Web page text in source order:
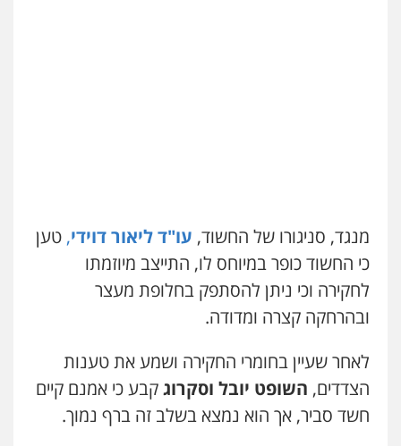
גיא זהבי משרד עורכי דין
503456449
עו"ד איהאב ג'לג'ולי
פלילי מעצרים וחקירות עורכי דין לענייני
אסירים
0505216700
מנגד, סניגורו של החשוד, עו"ד ליאור דוידי, טען
כי החשוד כופר במיוחס לו, התייצב מיוזמתו
לחקירה וכי ניתן להסתפק בחלופת מעצר
ובהרחקה קצרה ומדודה.
לאחר שעיין בחומרי החקירה ושמע את טענות
הצדדים, השופט יובל וסקרוגקבע כי אמנם קיים
חשד סביר, אך הוא נמצא בשלב זה ברף נמוך.
עו"ד בועז קניג
פלילי משפחה כלכלי צבאי
0507003001
מנשה, אלמוג – עורכי דין
פלילי עבירות תנועה צווארון לבן תעבורה
עורכי דין לענייני אסירים מעצרים וחקירות
0546470989